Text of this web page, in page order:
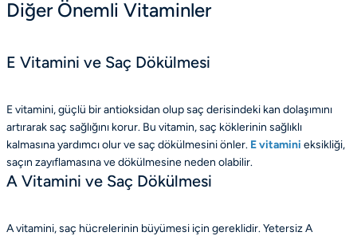
Diğer Önemli Vitaminler
E Vitamini ve Saç Dökülmesi
E vitamini, güçlü bir antioksidan olup saç derisindeki kan dolaşımını
artırarak saç sağlığını korur. Bu vitamin, saç köklerinin sağlıklı
kalmasına yardımcı olur ve saç dökülmesini önler. E vitamini eksikliği,
saçın zayıflamasına ve dökülmesine neden olabilir.
A Vitamini ve Saç Dökülmesi
A vitamini, saç hücrelerinin büyümesi için gereklidir. Yetersiz A